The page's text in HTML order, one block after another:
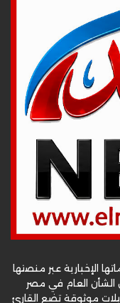
الإخبارية عبر منصتها
الشأن العام في مصر
موثوقة تضع القارئ